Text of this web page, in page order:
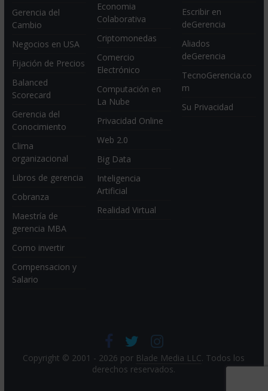
Gerencia del
Cambio
Negocios en USA
Fijación de Precios
Balanced
Scorecard
Gerencia del
Conocimiento
Clima
organizacional
Libros de gerencia
Cobranza
Maestría de
gerencia MBA
Como invertir
Compensacion y
Salario
Economia
Colaborativa
Criptomonedas
Comercio
Electrónico
Computación en
La Nube
Privacidad Online
Web 2.0
Big Data
Inteligencia
Artificial
Realidad Virtual
Escribir en
deGerencia
Aliados
deGerencia
TecnoGerencia.co
m
Su Privacidad
Copyright © 2001 - 2026 por Blade Media LLC. Todos los
derechos reservados.